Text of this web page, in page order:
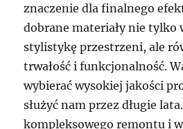
znaczenie dla finalnego
dobrane materiały nie tylko
stylistykę przestrzeni, ale
trwałość i funkcjonalność.
wybierać wysokiej jakości
służyć nam przez długie
kompleksowego remontu i